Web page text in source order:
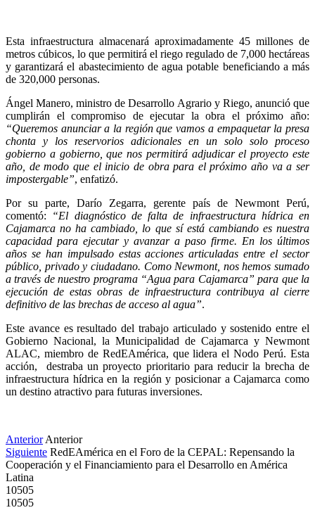
Esta infraestructura almacenará aproximadamente 45 millones de
metros cúbicos, lo que permitirá el riego regulado de 7,000 hectáreas
y garantizará el abastecimiento de agua potable beneficiando a más
de 320,000 personas.
Ángel Manero, ministro de Desarrollo Agrario y Riego, anunció que
“Queremos anunciar a la región que vamos a empaquetar la presa
chonta y los reservorios adicionales en un solo solo proceso
gobierno a gobierno, que nos permitirá adjudicar el proyecto este
año, de modo que el inicio de obra para el próximo año va a ser
impostergable”, enfatizó.
Por su parte, Darío Zegarra, gerente país de Newmont Perú,
comentó:
“El diagnóstico de falta de infraestructura hídrica en
Cajamarca no ha cambiado, lo que sí está cambiando es nuestra
capacidad para ejecutar y avanzar a paso firme. En los últimos
años se han impulsado estas acciones articuladas entre el sector
público, privado y ciudadano. Como Newmont, nos hemos sumado
a través de nuestro programa “Agua para Cajamarca” para que la
ejecución de estas obras de infraestructura contribuya al cierre
definitivo de las brechas de acceso al agua”.
Este avance es resultado del trabajo articulado y sostenido entre el
Gobierno Nacional, la Municipalidad de Cajamarca y Newmont
ALAC, miembro de RedEAmérica, que lidera el Nodo Perú. Esta
acción,  destraba un proyecto prioritario para reducir la brecha de
infraestructura hídrica en la región y posicionar a Cajamarca como
un destino atractivo para futuras inversiones.
Anterior Anterior
Siguiente RedEAmérica en el Foro de la CEPAL: Repensando la
Cooperación y el Financiamiento para el Desarrollo en América
Latina
10505
10505